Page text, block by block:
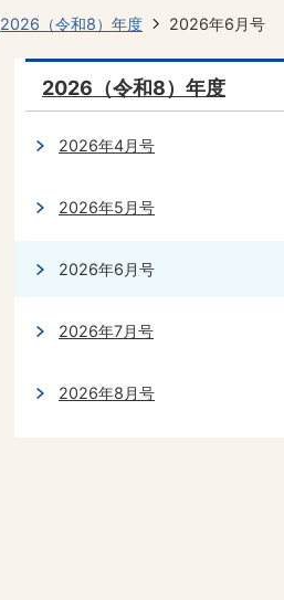
2026（令和8）年度 2026年6月号
2026（令和8）年度
2026年4月号
2026年5月号
2026年6月号
2026年7月号
2026年8月号